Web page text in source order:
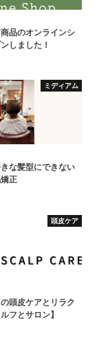
品のオンラインシ
しました！
ミディアム
な髪型にできない
正
頭皮ケア
頭皮ケアとリラク
フとサロン】